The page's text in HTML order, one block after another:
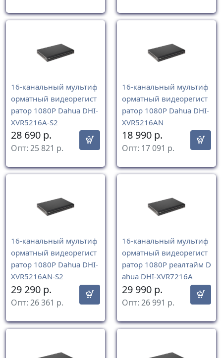
16-канальный мультиф
орматный видеорегист
ратор 1080P Dahua DHI-
XVR5216A-S2
28 690 р.
Опт: 25 821 р.
16-канальный мультиф
орматный видеорегист
ратор 1080P Dahua DHI-
XVR5216AN
18 990 р.
Опт: 17 091 р.
16-канальный мультиф
орматный видеорегист
ратор 1080P Dahua DHI-
XVR5216AN-S2
29 290 р.
Опт: 26 361 р.
16-канальный мультиф
орматный видеорегист
ратор 1080P реалтайм D
ahua DHI-XVR7216A
29 990 р.
Опт: 26 991 р.